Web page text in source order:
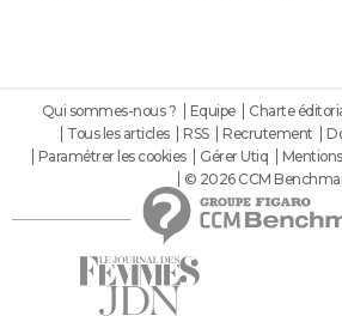
Qui sommes-nous ? Equipe Charte
Tous les articles
RSS Recrutement
Paramétrer les cookies
Gérer Utiq
© 2026 CCM